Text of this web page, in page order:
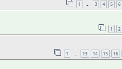
1 … 3 4 5 6
1 2
1 … 13 14 15 16